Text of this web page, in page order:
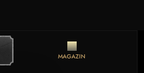
MAGAZIN